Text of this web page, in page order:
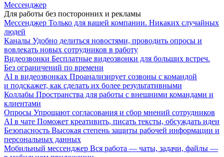
Мессенджер
Для работы без посторонних и рекламы
Мессенджер Только для вашей компании. Никаких случайных
людей
Каналы Удобно делиться новостями, проводить опросы и
вовлекать новых сотрудников в работу
Видеозвонки Бесплатные видеозвонки для больших встреч.
Без ограничений по времени
AI в видеозвонках Проанализирует созвоны с командой
и подскажет, как сделать их более результативными
Коллабы Пространства для работы с внешними командами и
клиентами
Опросы Упрощают согласования и сбор мнений сотрудников
AI в чате Поможет креативить, писать тексты, обсуждать идеи
Безопасность Высокая степень защиты рабочей информации и
персональных данных
Мобильный мессенджер Вся работа — чаты, задачи, файлы —